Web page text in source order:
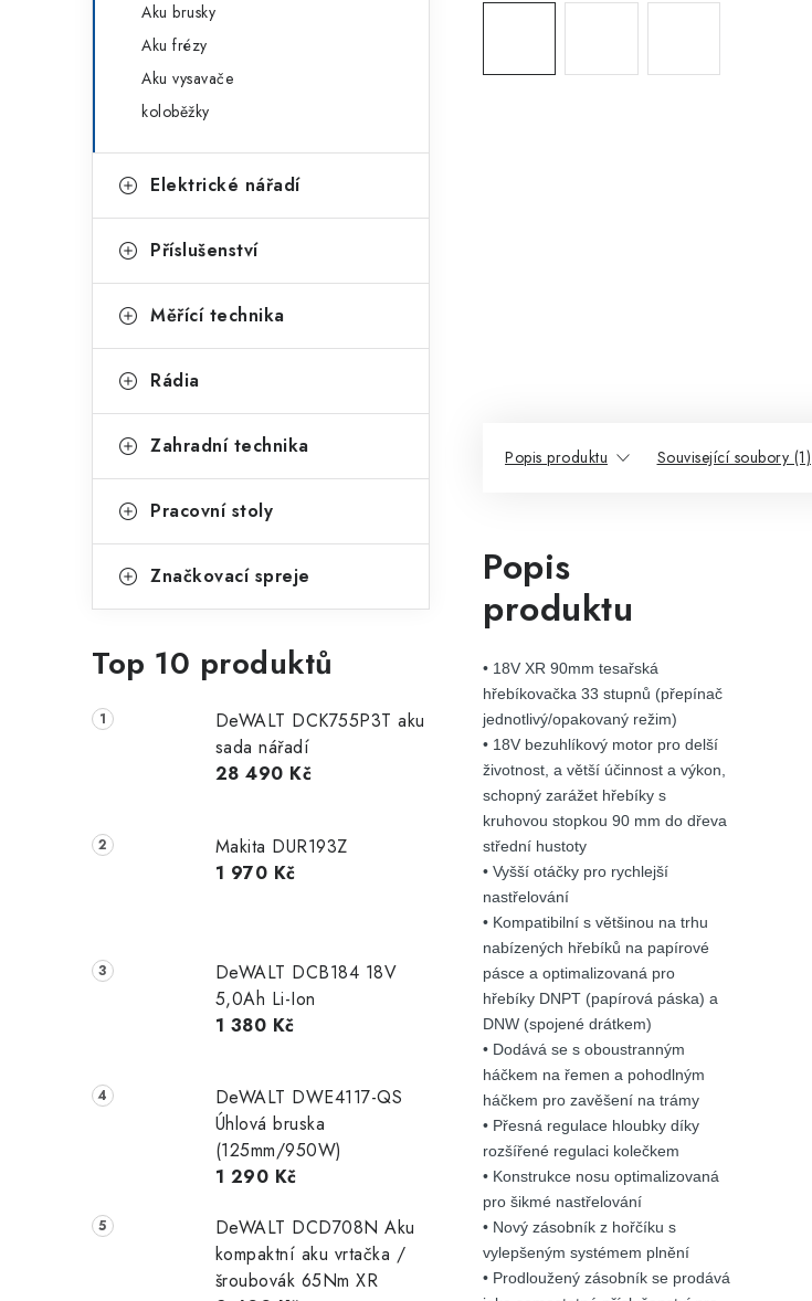
n
l
Aku brusky
Aku frézy
Aku vysavače
koloběžky
Elektrické nářadí
Příslušenství
Měřící technika
Rádia
Zahradní technika
Pracovní stoly
Značkovací spreje
Top 10 produktů
DeWALT DCK755P3T aku
sada nářadí
28 490 Kč
Makita DUR193Z
1 970 Kč
DeWALT DCB184 18V
5,0Ah Li-Ion
1 380 Kč
DeWALT DWE4117-QS
Úhlová bruska
(125mm/950W)
1 290 Kč
DeWALT DCD708N Aku
kompaktní aku vrtačka /
šroubovák 65Nm XR
Popis produktu Související soubory (1)
Popis
produktu
• 18V XR 90mm tesařská
hřebíkovačka 33 stupnů (přepínač
jednotlivý/opakovaný režim)
• 18V bezuhlíkový motor pro delší
životnost, a větší účinnost a výkon,
schopný zarážet hřebíky s
kruhovou stopkou 90 mm do dřeva
střední hustoty
• Vyšší otáčky pro rychlejší
nastřelování
• Kompatibilní s většinou na trhu
nabízených hřebíků na papírové
pásce a optimalizovaná pro
hřebíky DNPT (papírová páska) a
DNW (spojené drátkem)
• Dodává se s oboustranným
háčkem na řemen a pohodlným
háčkem pro zavěšení na trámy
• Přesná regulace hloubky díky
rozšířené regulaci kolečkem
• Konstrukce nosu optimalizovaná
pro šikmé nastřelování
• Nový zásobník z hořčíku s
vylepšeným systémem plnění
• Prodloužený zásobník se prodává